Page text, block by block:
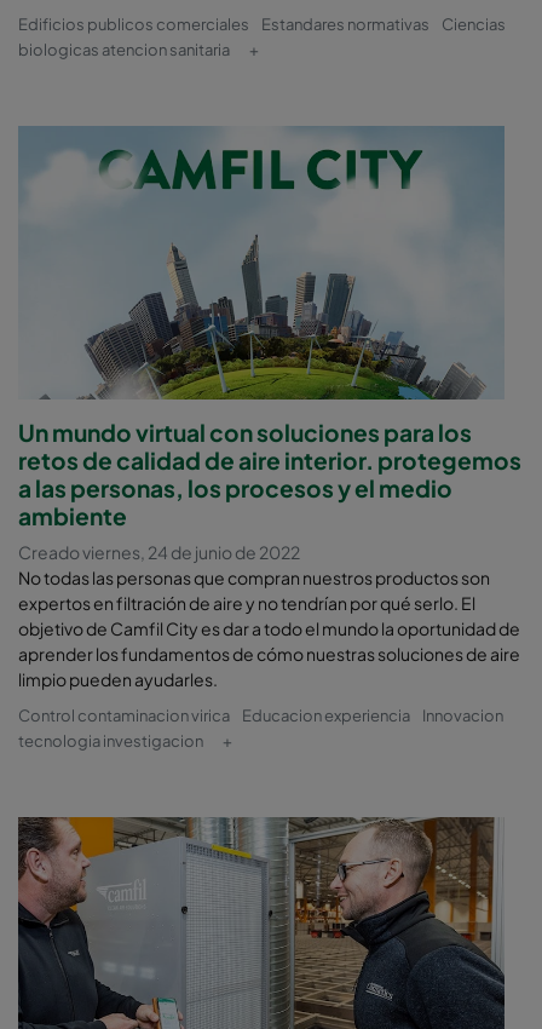
Edificios publicos comerciales Estandares normativas
Ciencias
biologicas atencion sanitaria
+
Un mundo virtual con soluciones para los
retos de calidad de aire interior. protegemos
a las personas, los procesos y el medio
ambiente
Creado viernes, 24 de junio de 2022
No todas las personas que compran nuestros productos son
expertos en filtración de aire y no tendrían por qué serlo. El
objetivo de Camfil City es dar a todo el mundo la oportunidad de
aprender los fundamentos de cómo nuestras soluciones de aire
limpio pueden ayudarles.
Control contaminacion virica Educacion experiencia
Innovacion
tecnologia investigacion
+